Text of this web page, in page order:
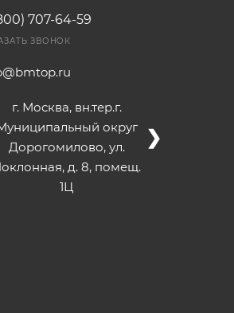
707-64-59
ЗВОНОК
г. Москва, вн.тер.г.
округ
Дорогомилово, ул.
д. 8, помещ.
1Ц
❯